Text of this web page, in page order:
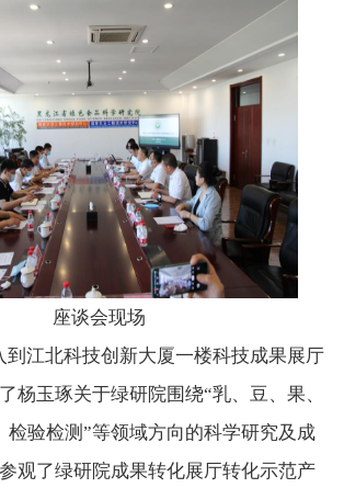
座谈会现场
到江北科技创新大厦一楼科技成果展厅
杨玉琢关于绿研院围绕“乳、豆、果、
检验检测”等领域方向的科学研究及成
观了绿研院成果转化展厅转化示范产